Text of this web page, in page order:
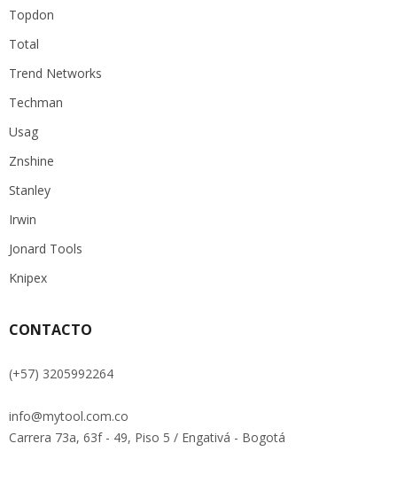
Topdon
Total
Trend Networks
Techman
Usag
Znshine
Stanley
Irwin
Jonard Tools
Knipex
CONTACTO
(+57) 3205992264
info@mytool.com.co
Carrera 73a, 63f - 49, Piso 5 / Engativá - Bogotá